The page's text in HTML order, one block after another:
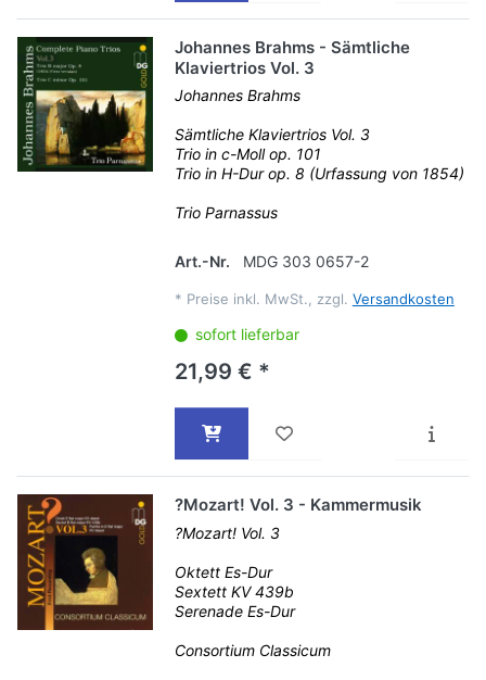
Johannes Brahms - Sämtliche
Klaviertrios Vol. 3
Johannes Brahms
Sämtliche Klaviertrios Vol. 3
Trio in c-Moll op. 101
Trio in H-Dur op. 8 (Urfassung von 1854)
Trio Parnassus
Art.-Nr. MDG 303 0657-2
* Preise inkl. MwSt., zzgl. Versandkosten
sofort lieferbar
21,99 € *
?Mozart! Vol. 3 - Kammermusik
?Mozart! Vol. 3
Oktett Es-Dur
Sextett KV 439b
Serenade Es-Dur
Consortium Classicum